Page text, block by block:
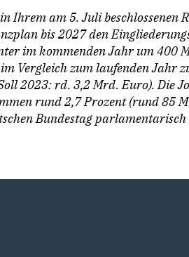
Ihrem am 5. Juli beschlossenen
bis 2027 den
im kommenden Jahr um 400
Vergleich zum laufenden Jahr
2023: rd. 3,2 Mrd. Euro). Die
rund 2,7 Prozent (rund 85
Bundestag